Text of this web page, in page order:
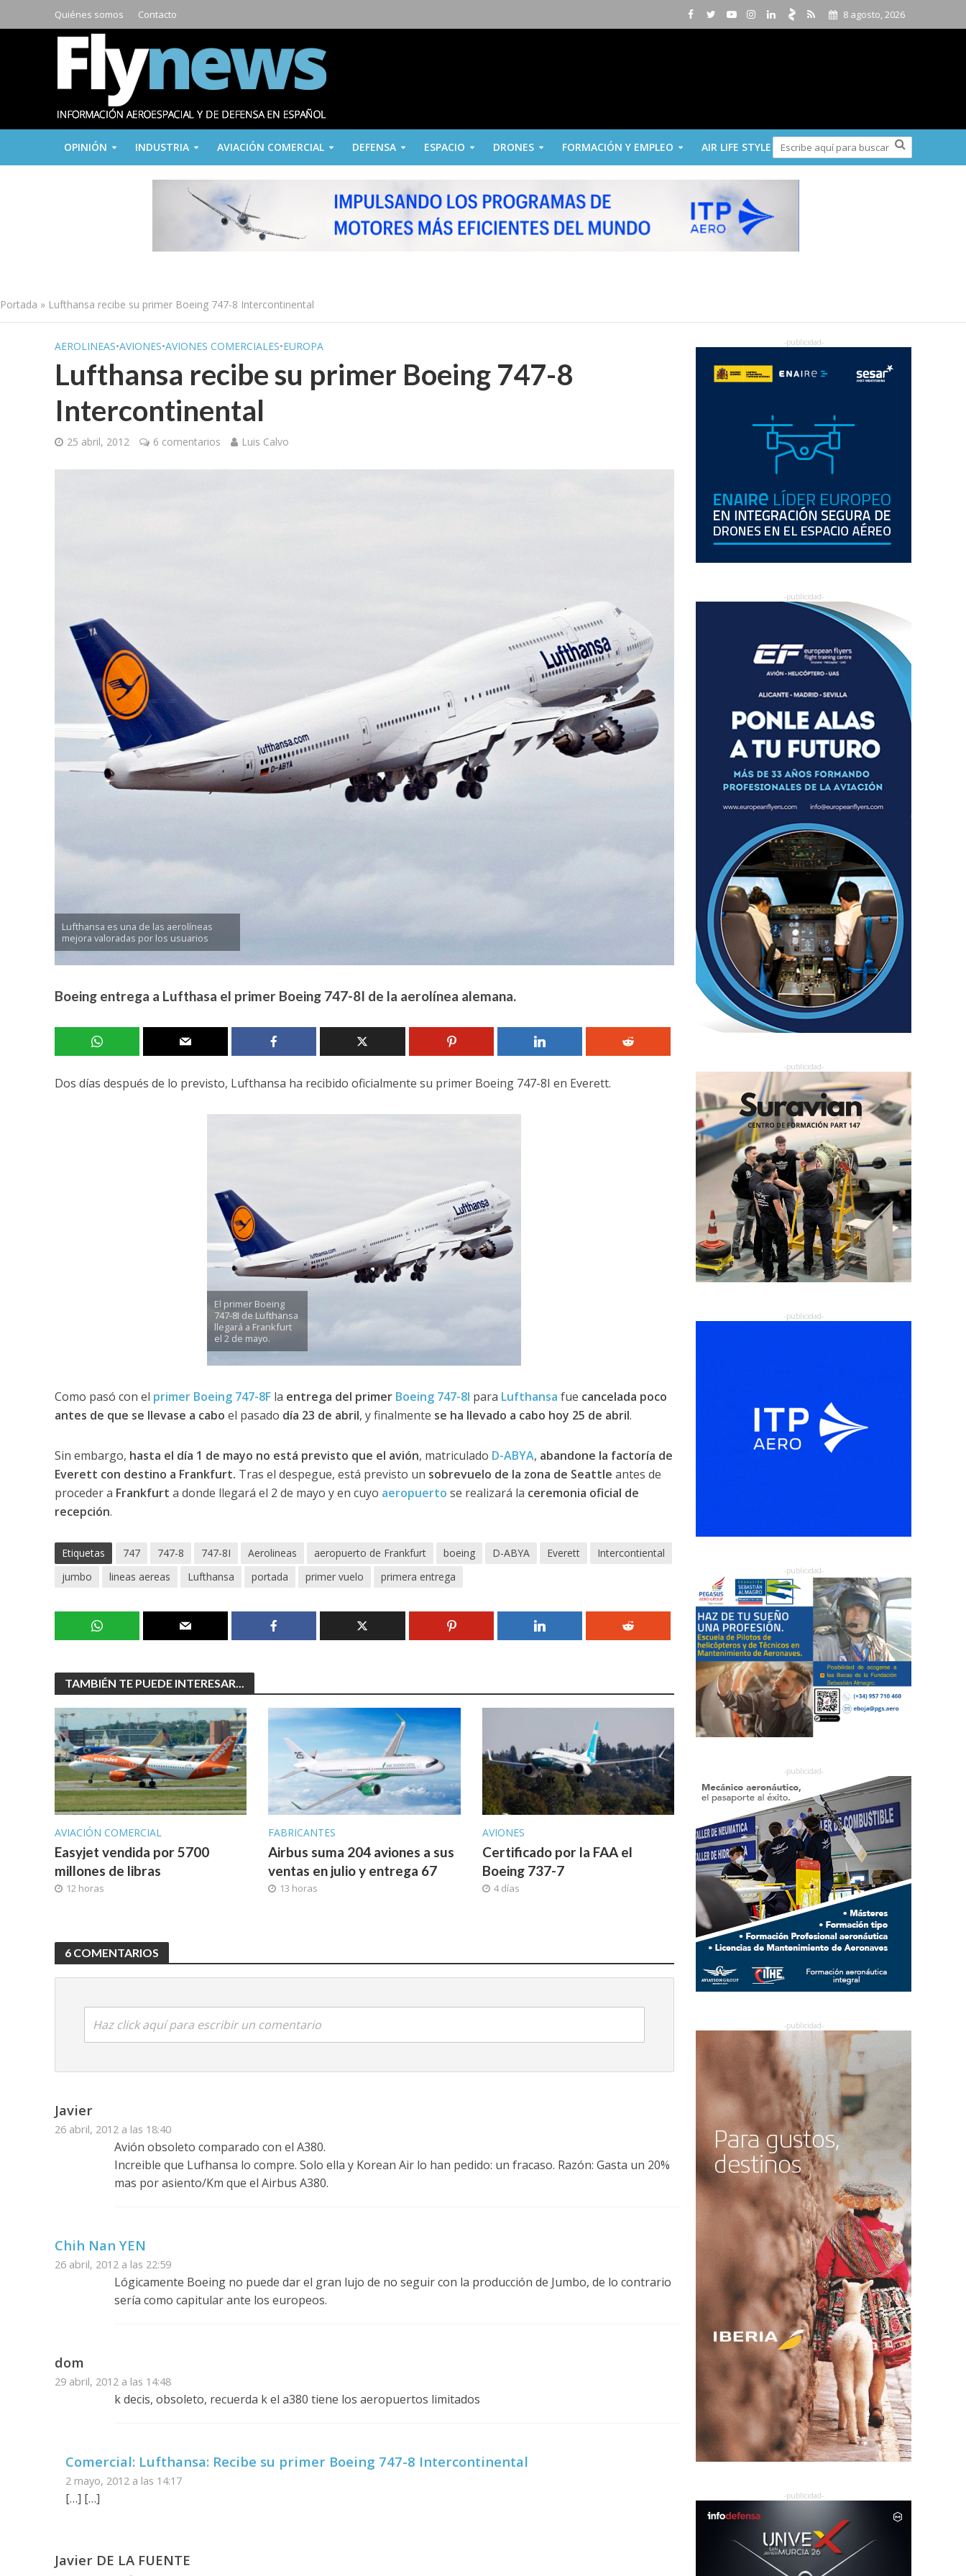
Quiénes somos Contacto 8 agosto, 2026
OPINIÓN INDUSTRIA AVIACIÓN COMERCIAL DEFENSA ESPACIO DRONES FORMACIÓN Y EMPLEO AIR LIFE STYLE
Portada » Lufthansa recibe su primer Boeing 747-8 Intercontinental
AEROLINEAS•AVIONES•AVIONES COMERCIALES•EUROPA
Lufthansa recibe su primer Boeing 747-8
Intercontinental
25 abril, 2012 6 comentarios Luis Calvo
Lufthansa es una de las aerolíneas
mejora valoradas por los usuarios
Boeing entrega a Lufthasa el primer Boeing 747-8I de la aerolínea alemana.
Dos días después de lo previsto, Lufthansa ha recibido oficialmente su primer Boeing 747-8I en Everett.
El primer Boeing
747-8I de Lufthansa
llegará a Frankfurt
el 2 de mayo.
Como pasó con el primer Boeing 747-8F la entrega del primer Boeing 747-8I para Lufthansa fue cancelada poco
antes de que se llevase a cabo el pasado día 23 de abril, y finalmente se ha llevado a cabo hoy 25 de abril.
Sin embargo, hasta el día 1 de mayo no está previsto que el avión, matriculado D-ABYA, abandone la factoría de
Everett con destino a Frankfurt. Tras el despegue, está previsto un sobrevuelo de la zona de Seattle antes de
proceder a Frankfurt a donde llegará el 2 de mayo y en cuyo aeropuerto se realizará la ceremonia oficial de
recepción.
Etiquetas 747 747-8 747-8I Aerolineas aeropuerto de Frankfurt boeing D-ABYA Everett
Intercontiental
jumbo
lineas aereas Lufthansa portada primer vuelo primera entrega
TAMBIÉN TE PUEDE INTERESAR...
AVIACIÓN COMERCIAL
Easyjet vendida por 5700
millones de libras
12 horas
FABRICANTES
Airbus suma 204 aviones a sus
ventas en julio y entrega 67
13 horas
AVIONES
Certificado por la FAA el
Boeing 737-7
4 días
6 COMENTARIOS
Haz click aquí para escribir un comentario
Javier
26 abril, 2012 a las 18:40
Avión obsoleto comparado con el A380.
Increible que Lufhansa lo compre. Solo ella y Korean Air lo han pedido: un fracaso. Razón: Gasta un 20%
mas por asiento/Km que el Airbus A380.
Chih Nan YEN
26 abril, 2012 a las 22:59
Lógicamente Boeing no puede dar el gran lujo de no seguir con la producción de Jumbo, de lo contrario
sería como capitular ante los europeos.
dom
29 abril, 2012 a las 14:48
k decis, obsoleto, recuerda k el a380 tiene los aeropuertos limitados
Comercial: Lufthansa: Recibe su primer Boeing 747-8 Intercontinental
2 mayo, 2012 a las 14:17
[…] […]
Javier DE LA FUENTE